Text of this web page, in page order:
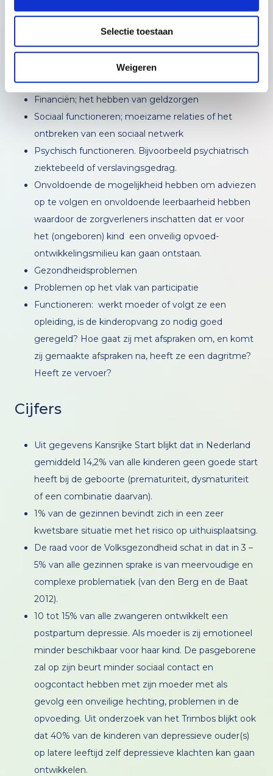
Selectie toestaan
Weigeren
Onzekerheid en/of problemen op één of meer
leefgebieden dragen bij aan kwetsbaarheid:
Huisvesting; het ontbreken van goede huisvesting
Financiën; het hebben van geldzorgen
Sociaal functioneren; moeizame relaties of het
ontbreken van een sociaal netwerk
Psychisch functioneren. Bijvoorbeeld psychiatrisch
ziektebeeld of verslavingsgedrag.
Onvoldoende de mogelijkheid hebben om adviezen
op te volgen en onvoldoende leerbaarheid hebben
waardoor de zorgverleners inschatten dat er voor
het (ongeboren) kind een onveilig opvoed-
ontwikkelingsmilieu kan gaan ontstaan.
Gezondheidsproblemen
Problemen op het vlak van participatie
Functioneren: werkt moeder of volgt ze een
opleiding, is de kinderopvang zo nodig goed
geregeld? Hoe gaat zij met afspraken om, en komt
zij gemaakte afspraken na, heeft ze een dagritme?
Heeft ze vervoer?
Cijfers
Uit gegevens Kansrijke Start blijkt dat in Nederland
gemiddeld 14,2% van alle kinderen geen goede start
heeft bij de geboorte (prematuriteit, dysmaturiteit
of een combinatie daarvan).
1% van de gezinnen bevindt zich in een zeer
kwetsbare situatie met het risico op uithuisplaatsing.
De raad voor de Volksgezondheid schat in dat in 3 –
5% van alle gezinnen sprake is van meervoudige en
complexe problematiek (van den Berg en de Baat
2012).
10 tot 15% van alle zwangeren ontwikkelt een
postpartum depressie. Als moeder is zij emotioneel
minder beschikbaar voor haar kind. De pasgeborene
zal op zijn beurt minder sociaal contact en
oogcontact hebben met zijn moeder met als
gevolg een onveilige hechting, problemen in de
opvoeding. Uit onderzoek van het Trimbos blijkt ook
dat 40% van de kinderen van depressieve ouder(s)
op latere leeftijd zelf depressieve klachten kan gaan
ontwikkelen.